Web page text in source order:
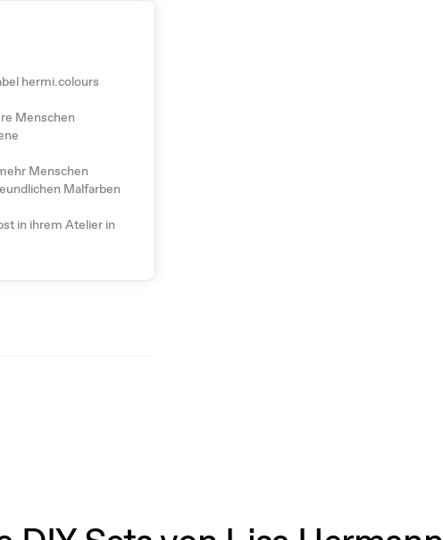
hermi.colours
Menschen
Menschen
Malfarben
in ihrem Atelier in